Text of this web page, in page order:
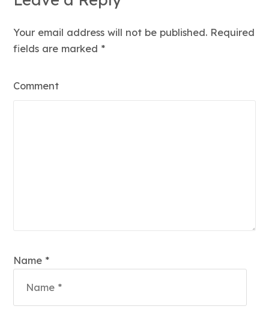
Your email address will not be published. Required
fields are marked *
Comment
Name *